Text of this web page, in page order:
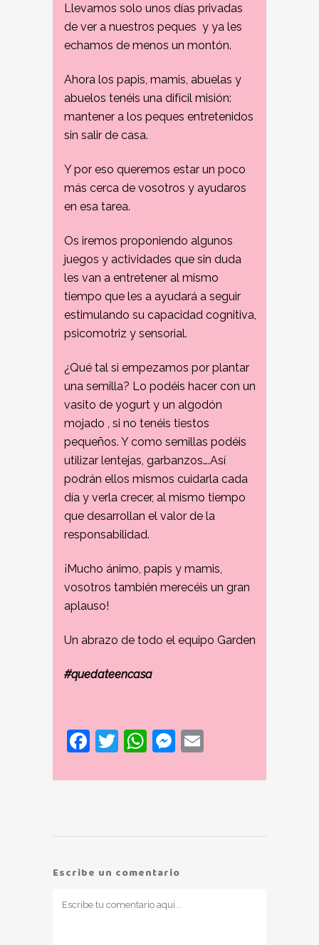
Llevamos solo unos días privadas
de ver a nuestros peques y ya les
echamos de menos un montón.
Ahora los papis, mamis, abuelas y
abuelos tenéis una difícil misión:
mantener a los peques entretenidos
sin salir de casa.
Y por eso queremos estar un poco
más cerca de vosotros y ayudaros
en esa tarea.
Os iremos proponiendo algunos
juegos y actividades que sin duda
les van a entretener al mismo
tiempo que les a ayudará a seguir
estimulando su capacidad cognitiva,
psicomotriz y sensorial.
¿Qué tal si empezamos por plantar
una semilla? Lo podéis hacer con un
vasito de yogurt y un algodón
mojado , si no tenéis tiestos
pequeños. Y como semillas podéis
utilizar lentejas, garbanzos….Así
podrán ellos mismos cuidarla cada
día y verla crecer, al mismo tiempo
que desarrollan el valor de la
responsabilidad.
¡Mucho ánimo, papis y mamis,
vosotros también merecéis un gran
aplauso!
Un abrazo de todo el equipo Garden
#quedateencasa
Facebook
Twitter
WhatsApp
Messenger
Escribe un comentario